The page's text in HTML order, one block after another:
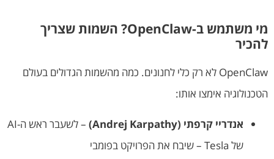
מי משתמש ב-OpenClaw? השמות שצריך
להכיר
OpenClaw לא רק כלי לחנונים. כמה מהשמות הגדולים בעולם
הטכנולוגיה אימצו אותו:
אנדריי קרפתי (Andrej Karpathy)
– לשעבר ראש ה-AI
של Tesla – שיבח את הפרויקט בפומבי